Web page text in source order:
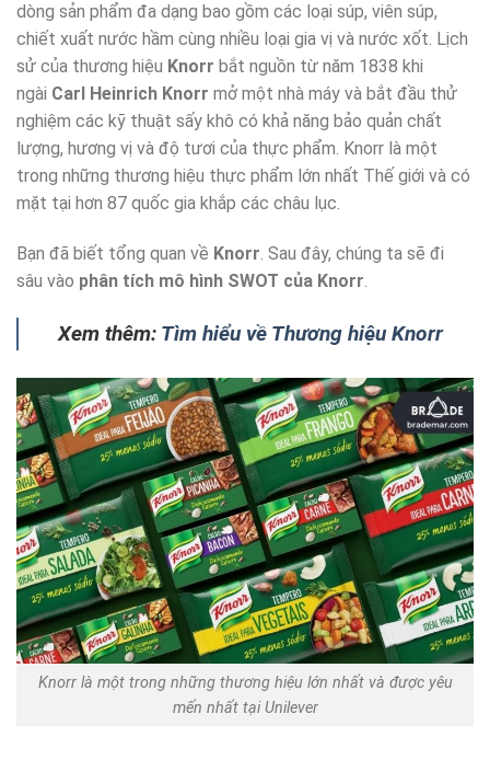
dòng sản phẩm đa dạng bao gồm các loại súp, viên súp,
chiết xuất nước hầm cùng nhiều loại gia vị và nước xốt. Lịch
sử của thương hiệu Knorr bắt nguồn từ năm 1838 khi
ngài Carl Heinrich Knorr mở một nhà máy và bắt đầu thử
nghiệm các kỹ thuật sấy khô có khả năng bảo quản chất
lượng, hương vị và độ tươi của thực phẩm. Knorr là một
trong những thương hiệu thực phẩm lớn nhất Thế giới và có
mặt tại hơn 87 quốc gia khắp các châu lục.
Bạn đã biết tổng quan về Knorr. Sau đây, chúng ta sẽ đi
sâu vào phân tích mô hình SWOT của Knorr.
Xem thêm: Tìm hiểu về Thương hiệu Knorr
Knorr là một trong những thương hiệu lớn nhất và được yêu
mến nhất tại Unilever